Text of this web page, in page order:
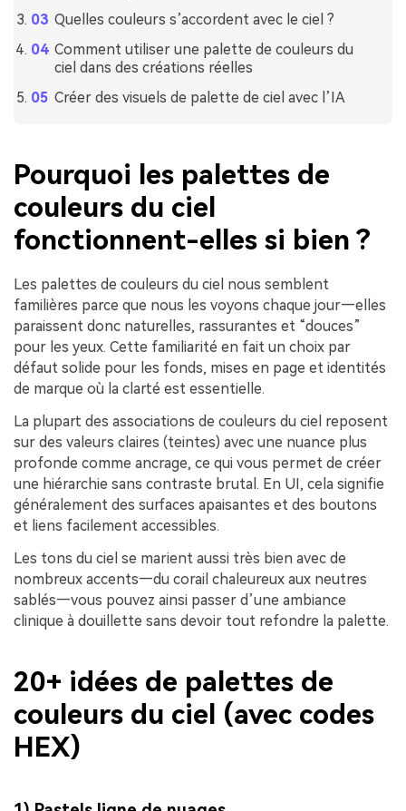
Quelles couleurs s’accordent avec le ciel ?
Comment utiliser une palette de couleurs du
ciel dans des créations réelles
Créer des visuels de palette de ciel avec l’IA
Pourquoi les palettes de
couleurs du ciel
fonctionnent-elles si bien ?
Les palettes de couleurs du ciel nous semblent
familières parce que nous les voyons chaque jour—elles
paraissent donc naturelles, rassurantes et “douces”
pour les yeux. Cette familiarité en fait un choix par
défaut solide pour les fonds, mises en page et identités
de marque où la clarté est essentielle.
La plupart des associations de couleurs du ciel reposent
sur des valeurs claires (teintes) avec une nuance plus
profonde comme ancrage, ce qui vous permet de créer
une hiérarchie sans contraste brutal. En UI, cela signifie
généralement des surfaces apaisantes et des boutons
et liens facilement accessibles.
Les tons du ciel se marient aussi très bien avec de
nombreux accents—du corail chaleureux aux neutres
sablés—vous pouvez ainsi passer d’une ambiance
clinique à douillette sans devoir tout refondre la palette.
20+ idées de palettes de
couleurs du ciel (avec codes
HEX)